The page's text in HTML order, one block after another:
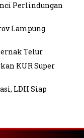
Perlindungan
Lampung
Telur
KUR Super
LDII Siap